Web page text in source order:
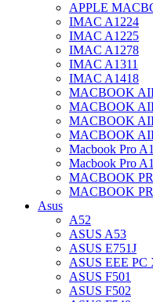
APPLE
IMAC A1224
IMAC A1225
IMAC A1278
IMAC A1311
IMAC A1418
MACBOOK
MACBOOK
MACBOOK
MACBOOK
Macbook Pro
Macbook Pro
MACBOOK
MACBOOK
Asus
A52
ASUS A53
ASUS E751J
ASUS EEE PC
ASUS F501
ASUS F502